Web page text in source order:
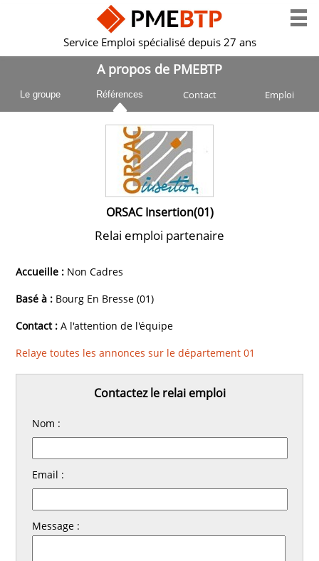
Service Emploi spécialisé depuis 27 ans
A propos de PMEBTP
Le groupe Références Contact Emploi
ORSAC Insertion(01)
Relai emploi partenaire
Accueille : Non Cadres
Basé à : Bourg En Bresse (01)
Contact : A l'attention de l'équipe
Relaye toutes les annonces sur le département 01
Contactez le relai emploi
Nom :
Email :
Message :